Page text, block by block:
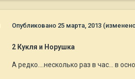
Опубликовано 25 марта, 2013
2 Кукля и Норушка
А редко....несколько раз в час... в